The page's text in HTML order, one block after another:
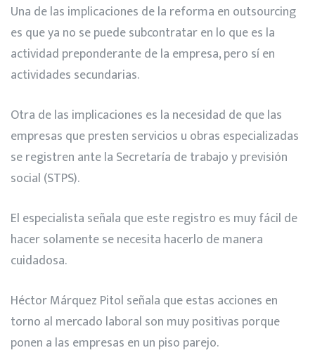
Una de las implicaciones de la reforma en outsourcing
es que ya no se puede subcontratar en lo que es la
actividad preponderante de la empresa, pero sí en
actividades secundarias.
Otra de las implicaciones es la necesidad de que las
empresas que presten servicios u obras especializadas
se registren ante la Secretaría de trabajo y previsión
social (STPS).
El especialista señala que este registro es muy fácil de
hacer solamente se necesita hacerlo de manera
cuidadosa.
Héctor Márquez Pitol señala que estas acciones en
torno al mercado laboral son muy positivas porque
ponen a las empresas en un piso parejo.